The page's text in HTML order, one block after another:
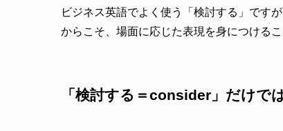
ビジネス英語でよく使う「検討する」です
からこそ、場面に応じた表現を身につける
「検討する＝consider」だけで